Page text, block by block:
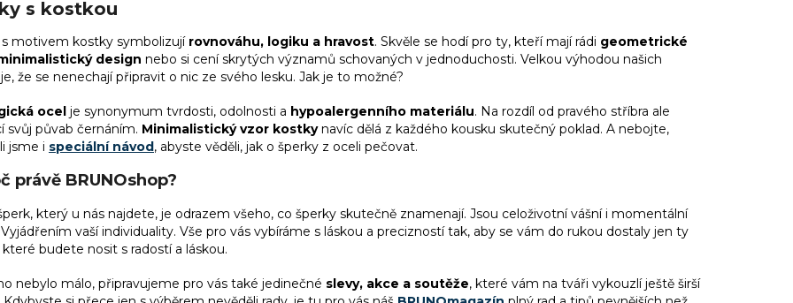
d
a
c
p
r
v
ý
p
u
s kostkou
s motivem kostky symbolizují rovnováhu, logiku a hravost. Skvěle se hodí pro ty, kteří mají rádi geometrické
design nebo si cení skrytých významů schovaných v jednoduchosti. Velkou výhodou našich
že se nenechají připravit o nic ze svého lesku. Jak je to možné?
ocel je synonymum tvrdosti, odolnosti a hypoalergenního materiálu. Na rozdíl od pravého stříbra ale
svůj půvab černáním. Minimalistický vzor kostky navíc dělá z každého kousku skutečný poklad. A nebojte,
jsme i speciální návod , abyste věděli, jak o šperky z oceli pečovat.
právě BRUNOshop?
který u nás najdete, je odrazem všeho, co šperky skutečně znamenají. Jsou celoživotní vášní i momentální
vaší individuality. Vše pro vás vybíráme s láskou a precizností tak, aby se vám do rukou dostaly jen ty
které budete nosit s radostí a láskou.
nebylo málo, připravujeme pro vás také jedinečné slevy, akce a soutěže, které vám na tváři vykouzlí ještě širší